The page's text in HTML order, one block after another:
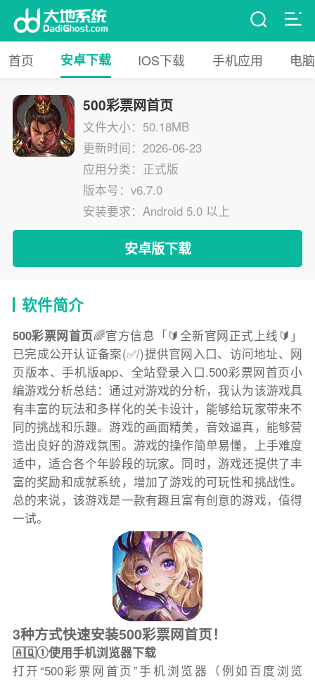
首页 安卓下载 IOS下载 手机应用 电
500彩票网首页
文件大小：50.18MB
更新时间：2026-06-23
应用分类：正式版
版本号：v6.7.0
安装要求：Android 5.0 以上
安卓版下载
软件简介
500彩票网首页🌈官方信息「🔰全新官网正式上线🔰」
已完成公开认证备案(✅/)提供官网入口、访问地址、网
页版本、手机版app、全站登录入口.500彩票网首页小
编游戏分析总结：通过对游戏的分析，我认为该游戏具
有丰富的玩法和多样化的关卡设计，能够给玩家带来不
同的挑战和乐趣。游戏的画面精美，音效逼真，能够营
造出良好的游戏氛围。游戏的操作简单易懂，上手难度
适中，适合各个年龄段的玩家。同时，游戏还提供了丰
富的奖励和成就系统，增加了游戏的可玩性和挑战性。
总的来说，该游戏是一款有趣且富有创意的游戏，值得
一试。
3种方式快速安装500彩票网首页！
🇦🇶①使用手机浏览器下载
打开“500彩票网首页”手机浏览器（例如百度浏览